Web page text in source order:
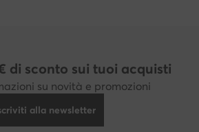
di sconto sui tuoi acquisti
su novità e promozioni
alla newsletter